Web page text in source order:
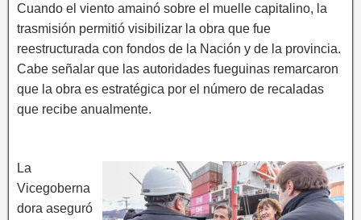
Cuando el viento amainó sobre el muelle capitalino, la
trasmisión permitió visibilizar la obra que fue
reestructurada con fondos de la Nación y de la provincia.
Cabe señalar que las autoridades fueguinas remarcaron
que la obra es estratégica por el número de recaladas
que recibe anualmente.
La
Vicegoberna
dora aseguró